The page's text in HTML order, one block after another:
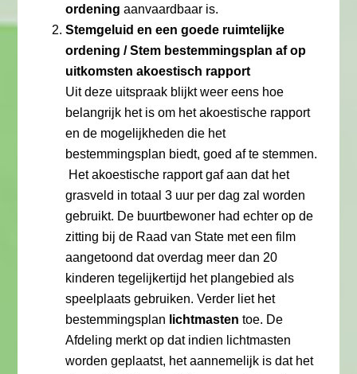
ordening aanvaardbaar is.
Stemgeluid en een goede ruimtelijke
ordening / Stem bestemmingsplan af op
uitkomsten akoestisch rapport
Uit deze uitspraak blijkt weer eens hoe
belangrijk het is om het akoestische rapport
en de mogelijkheden die het
bestemmingsplan biedt, goed af te stemmen.
Het akoestische rapport gaf aan dat het
grasveld in totaal 3 uur per dag zal worden
gebruikt. De buurtbewoner had echter op de
zitting bij de Raad van State met een film
aangetoond dat overdag meer dan 20
kinderen tegelijkertijd het plangebied als
speelplaats gebruiken. Verder liet het
bestemmingsplan lichtmasten toe. De
Afdeling merkt op dat indien lichtmasten
worden geplaatst, het aannemelijk is dat het